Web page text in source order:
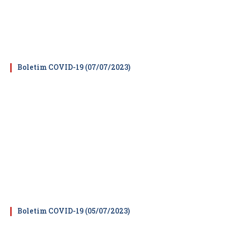
Boletim COVID-19 (07/07/2023)
Boletim COVID-19 (05/07/2023)